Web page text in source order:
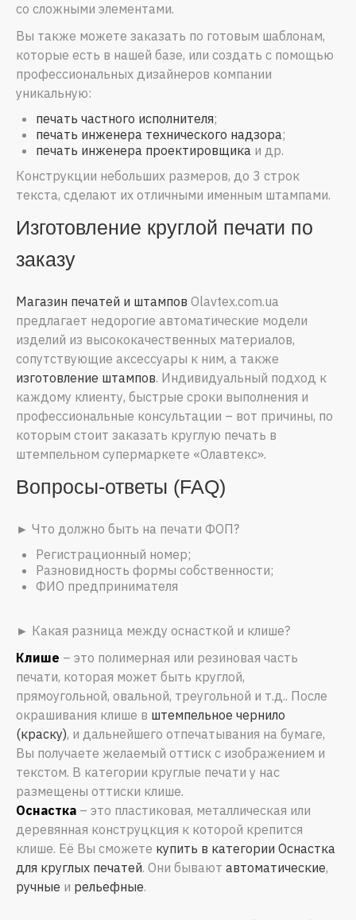
со сложными элементами.
Вы также можете заказать по готовым шаблонам,
которые есть в нашей базе, или создать с помощью
профессиональных дизайнеров компании
уникальную:
печать частного исполнителя;
печать инженера технического надзора;
печать инженера проектировщика и др.
Конструкции небольших размеров, до 3 строк
текста, сделают их отличными именным штампами.
Изготовление круглой печати по
заказу
Магазин печатей и штампов Olavtex.com.ua
предлагает недорогие автоматические модели
изделий из высококачественных материалов,
сопутствующие аксессуары к ним, а также
изготовление штампов. Индивидуальный подход к
каждому клиенту, быстрые сроки выполнения и
профессиональные консультации – вот причины, по
которым стоит заказать круглую печать в
штемпельном супермаркете «Олавтекс».
Вопросы-ответы (FAQ)
► Что должно быть на печати ФОП?
Регистрационный номер;
Разновидность формы собственности;
ФИО предпринимателя
► Какая разница между оснасткой и клише?
Клише – это полимерная или резиновая часть
печати, которая может быть круглой,
прямоугольной, овальной, треугольной и т.д.. После
окрашивания клише в штемпельное чернило
(краску), и дальнейшего отпечатывания на бумаге,
Вы получаете желаемый оттиск с изображением и
текстом. В категории круглые печати у нас
размещены оттиски клише.
Оснастка – это пластиковая, металлическая или
деревянная конструцкция к которой крепится
клише. Её Вы сможете купить в категории Оснастка
для круглых печатей. Они бывают автоматические,
ручные и рельефные.